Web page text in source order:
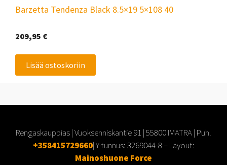
Barzetta Tendenza Black 8.5×19 5×108 40
209,95 €
Lisää ostoskoriin
Rengaskauppias | Vuoksenniskantie 91 | 55800 IMATRA | Puh.
+358415729660| Y-tunnus:3269044-8– Layout:
Mainoshuone Force